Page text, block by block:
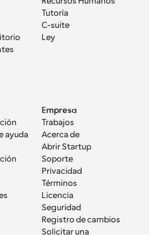
Tutoría
C-suite
Ley
ayuda
Empresa
Trabajos
Acerca de
Abrir Startup
Soporte
Privacidad
Términos
Licencia
Seguridad
Registro de cambios
Solicitar una